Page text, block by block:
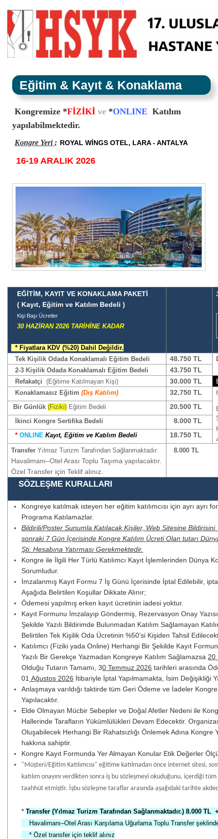
Eğitim & Kayıt & Konaklama
Kongremize *FİZİKİ ve *ONLINE Katılım
yapılabilmektedir.
Kongre Yeri ; ROYAL WİNGS OTEL, LARA - ANTALYA
16-19 ARALIK 2026
EĞİTİM, KAYIT VE KONAKLAMA PAKETİ
( Kayıt, Eğitim ve Katılım Bedeli )
Kişi Başı Ücretler
30 HAZİRAN 2026 TARİHİNE KADAR
* Fiyatlara KDV (%20) Dahil Değildir.
Tek Kişilik Odada Konaklamalı Eğitim Bedeli 48.750 TL
2-3 Kişilik Odada Konaklamalı Eğitim Bedeli
43.750 TL
Refakatçi (Eğitime Katılmayan Kişi) 30.000 TL
Konaklamasız Eğitim (Dış Katılım) 32.750 TL
Bir Günlük (Fiziki) Eğitim Bedeli 20.500 TL
İkinci KongreSertifika Bedeli 8.000 TL
* ONLINEKayıt, Eğitim ve KatılımBedeli 18.750 TL
TransferYılmaz Turizm TarafındanSağlanmaktadır.
Havalimanı–Otel Arası Toplu Taşıma yapılacaktır.
Özel Transfer için Teklif alınız.
8.000 TL
SÖZLEŞME KURALLARI
Kongreye katılmak isteyen her eğitim katılımcısı için ayrı ayrı
Programa Katılamazlar.
Bildirili/Poster Sunumla Katılacak Kişiler, Web Sitesine Bildirisini
sonraki 7 Gün İçerisinde Kongre Katılım Ücreti Olan tutarı
Şti. Hesabına Yatırması Gerekmektedir.
Kongre ile İlgili Her Türlü Katılımcı Kayıt İşlemlerinden Dünya
Sorumludur.
İmzalanmış Kayıt Formu 7 İş Günü İçerisinde İptal Edilebilir,
Aşağıda Belirtilen Koşullar Dikkate Alınır;
Ödemesi yapılmış erken kayıt ücretinin iadesi yoktur.
Kayıt Formunu İmzalayıp Göndermiş, Rezervasyon Onay
Şekilde Yazılı Bildirimde Bulunmadan Katılım Sağlamayan
Belirtilen Tek Kişilik Oda Ücretinin %50’si Kişiden Tahsil
Katılımcı (Fiziki yada Online) Herhangi Bir Şekilde Kayıt
Yazılı Bir Gerekçe Yazmadan Kongreye Katılım Sağlamazsa 20
Olduğu Tutarın Tamamı, 30 Temmuz 2026 tarihleri arasında
01 Ağustos 2026 İtibariyle İptal Yapılmamakta, İsim Değişikliği
Anlaşmaya varıldığı taktirde tüm Geri Ödeme ve İadeler
Yapılacaktır.
Elde Olmayan Mücbir Sebepler ve Doğal Afetler Nedeni ile
Hallerinde Tarafların Yükümlülükleri Devam Edecektir.
Oluşabilecek Herhangi Bir Rahatsızlığı Önlemek Adına
hakkına sahiptir.
Kongre Kayıt Formunda Yer Almayan Konular Etik Değerler
"Müşteri/Eğitim Katılımcısı" eğitime katılmadan önce internet sitesi,
katılım onayını verdikten sonra iş bu sözleşmeyi okuduğunu, içerdiği
taahhüt etmiştir. İşbu sözleşme taraflar arasında aşağıdaki tarihte
*Transfer(Yılmaz Turizm Tarafından Sağlanmaktadır.) 8.000TL
Havalimanı–Otel Arası Karşılama Uğurlama Toplu Transfer
* Özel transfer için teklif alınız